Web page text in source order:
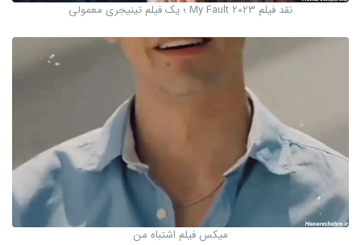
نقد فیلم My Fault 2023 ؛ یک فیلم تینیجری معمولی
میکس فیلم اشتباه من